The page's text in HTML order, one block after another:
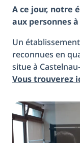
A ce jour, notre
aux personnes
Un
reconnues en
situe à
Vous trouverez